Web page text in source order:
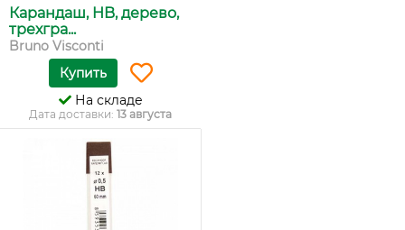
Карандаш, HB, дерево,
трехгра...
Bruno Visconti
Купить
На складе
Дата доставки: 13 августа